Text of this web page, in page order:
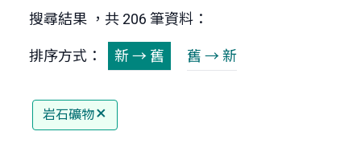
搜尋結果 ，共 206 筆資料：
排序方式： 新 → 舊 舊 → 新
岩石礦物